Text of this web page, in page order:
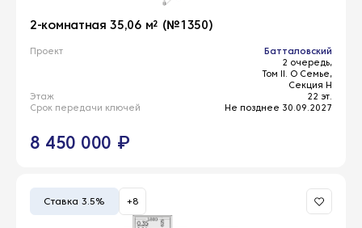
2-комнатная 35,06 м² (№1350)
Проект
Батталовский
2 очередь,
Том II. О Семье,
Секция Н
Этаж
22 эт.
Срок передачи ключей
Не позднее 30.09.2027
8 450 000 ₽
Ставка 3.5% +8